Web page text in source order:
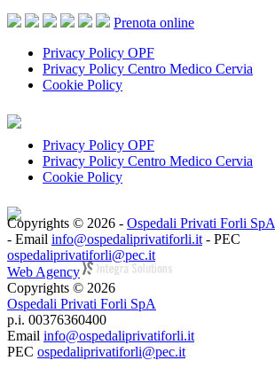
Prenota online
Privacy Policy OPF
Privacy Policy Centro Medico Cervia
Cookie Policy
Privacy Policy OPF
Privacy Policy Centro Medico Cervia
Cookie Policy
Copyrights © 2026 - Ospedali Privati Forli SpA
- Email info@ospedaliprivatiforli.it - PEC
ospedaliprivatiforli@pec.it
Web Agency
Copyrights © 2026
Ospedali Privati Forli SpA
p.i. 00376360400
Email info@ospedaliprivatiforli.it
PEC ospedaliprivatiforli@pec.it